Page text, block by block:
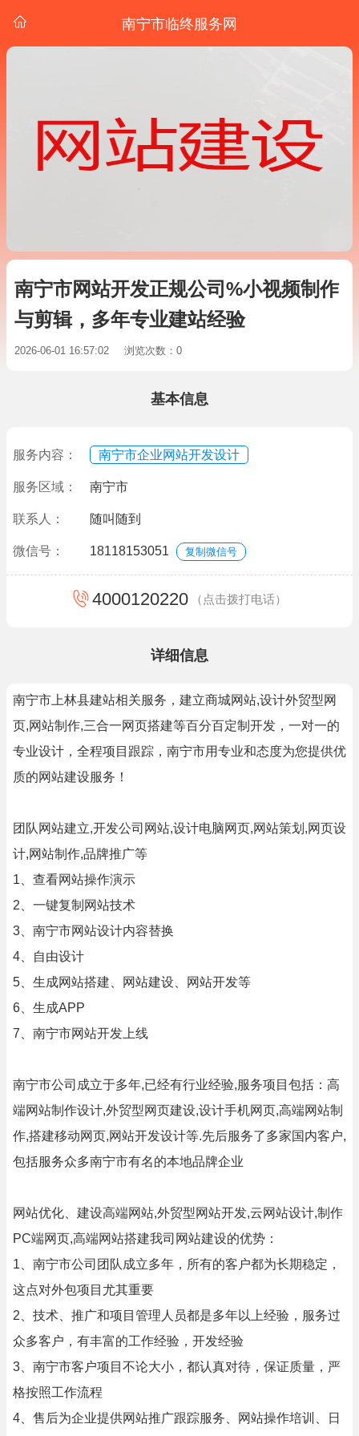
南宁市临终服务网
南宁市网站开发正规公司%小视频制作
与剪辑，多年专业建站经验
2026-06-01 16:57:02 浏览次数：0
基本信息
服务内容： 南宁市企业网站开发设计
服务区域： 南宁市
联系人： 随叫随到
微信号： 18118153051 复制微信号
4000120220 （点击拨打电话）
详细信息
南宁市上林县建站相关服务，建立商城网站,设计外贸型网
页,网站制作,三合一网页搭建等百分百定制开发，一对一的
专业设计，全程项目跟踪，南宁市用专业和态度为您提供优
质的网站建设服务！
团队网站建立,开发公司网站,设计电脑网页,网站策划,网页设
计,网站制作,品牌推广等
1、查看网站操作演示
2、一键复制网站技术
3、南宁市网站设计内容替换
4、自由设计
5、生成网站搭建、网站建设、网站开发等
6、生成APP
7、南宁市网站开发上线
南宁市公司成立于多年,已经有行业经验,服务项目包括：高
端网站制作设计,外贸型网页建设,设计手机网页,高端网站制
作,搭建移动网页,网站开发设计等.先后服务了多家国内客户,
包括服务众多南宁市有名的本地品牌企业
网站优化、建设高端网站,外贸型网站开发,云网站设计,制作
PC端网页,高端网站搭建我司网站建设的优势：
1、南宁市公司团队成立多年，所有的客户都为长期稳定，
这点对外包项目尤其重要
2、技术、推广和项目管理人员都是多年以上经验，服务过
众多客户，有丰富的工作经验，开发经验
3、南宁市客户项目不论大小，都认真对待，保证质量，严
格按照工作流程
4、售后为企业提供网站推广跟踪服务、网站操作培训、日